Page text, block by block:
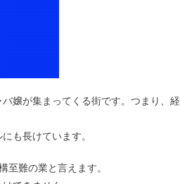
嬢が集まってくる街です。つまり、経
も長けています。
至難の業と言えます。